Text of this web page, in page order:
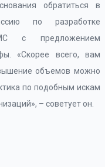
обратиться в
по разработке
с предложением
«Скорее всего, вам
объемов можно
по подобным искам
– советует он.